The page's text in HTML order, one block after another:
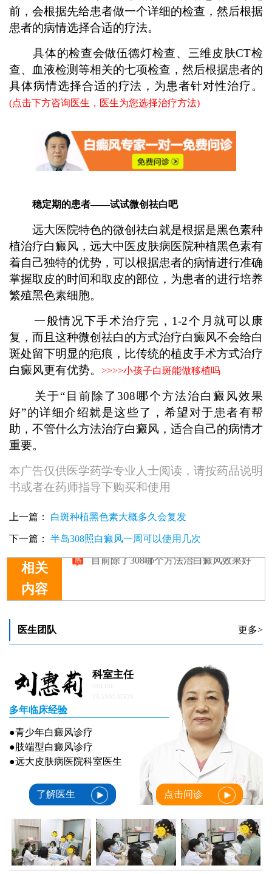
前，会根据先给患者做一个详细的检查，然后根据
患者的病情选择合适的疗法。
具体的检查会做伍德灯检查、三维皮肤CT检
查、血液检测等相关的七项检查，然后根据患者的
具体病情选择合适的疗法，为患者针对性治疗。
(点击下方咨询医生，医生为您选择治疗方法)
稳定期的患者——试试微创祛白吧
远大医院特色的微创祛白就是根据是黑色素种
植治疗白癜风，远大中医皮肤病医院种植黑色素有
着自己独特的优势，可以根据患者的病情进行准确
掌握取皮的时间和取皮的部位，为患者的进行培养
繁殖黑色素细胞。
一般情况下手术治疗完，1-2个月就可以康
复，而且这种微创祛白的方式治疗白癜风不会给白
斑处留下明显的疤痕，比传统的植皮手术方式治疗
白癜风更有优势。
>>>>小孩子白斑能做移植吗
关于“目前除了308哪个方法治白癜风效果
好”的详细介绍就是这些了，希望对于患者有帮
助，不管什么方法治疗白癜风，适合自己的病情才
重要。
本广告仅供医学药学专业人士阅读，请按药品说明
书或者在药师指导下购买和使用
上一篇： 白斑种植黑色素大概多久会复发
下一篇： 半岛308照白癜风一周可以使用几次
相关
内容
医生团队 更多>
科室主任
多年临床经验
●青少年白癜风诊疗
●肢端型白癜风诊疗
●远大皮肤病医院科室医生
了解医生 点击问诊